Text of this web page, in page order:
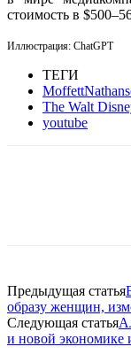
стоимость в
Иллюстрация: ChatGPT
ТЕГИ
The Walt
youtube
Предыдущая статья
образу женщин,
Следующая статья
и новой экономике